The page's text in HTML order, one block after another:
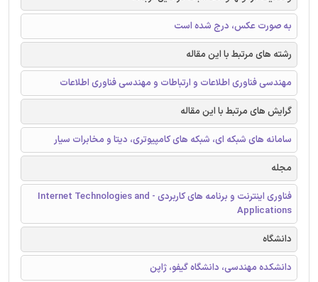
به صورت عکس، درج شده است
رشته های مرتبط با این مقاله
مهندسی فناوری اطلاعات و ارتباطات و مهندسی فناوری اطلاعات
گرایش های مرتبط با این مقاله
سامانه های شبکه ای، شبکه های کامپیوتری، دیتا و مخابرات سیار
مجله
فناوری اینترنت و برنامه های کاربردی - Internet Technologies and
Applications
دانشگاه
دانشکده مهندسی، دانشگاه گیفو، ژاپن